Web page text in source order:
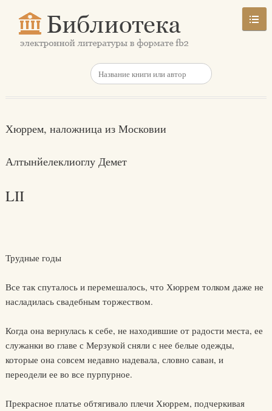
Хюррем, наложница из Московии
Алтынйелеклиоглу Демет
LII
Трудные годы
Все так спуталось и перемешалось, что Хюррем толком даже не
насладилась свадебным торжеством.
Когда она вернулась к себе, не находившие от радости места, ее
служанки во главе с Мерзукой сняли с нее белые одежды,
которые она совсем недавно надевала, словно саван, и
переодели ее во все пурпурное.
Прекрасное платье обтягивало плечи Хюррем, подчеркивая